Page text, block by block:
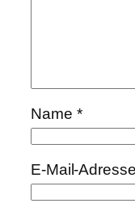
Name *
E-Mail-Adresse